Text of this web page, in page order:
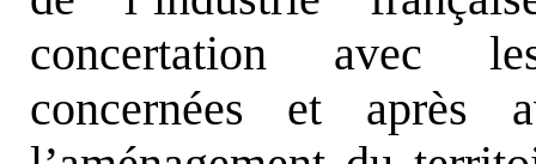
concertation avec
concernées et